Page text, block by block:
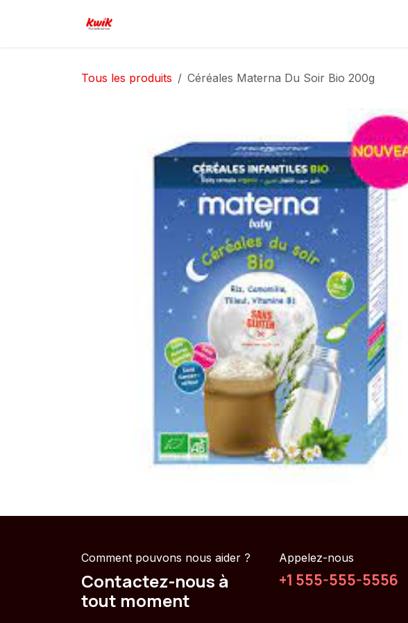
Tous les produits Céréales Materna Du Soir Bio 200g
Comment pouvons nous aider ?
Contactez-nous à
tout moment
Appelez-nous
+1 555-555-5556